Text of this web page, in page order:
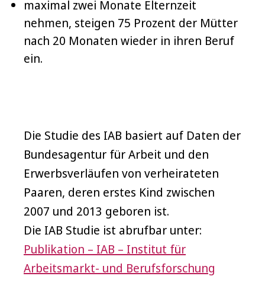
maximal zwei Monate Elternzeit
nehmen, steigen 75 Prozent der Mütter
nach 20 Monaten wieder in ihren Beruf
ein.
Die Studie des IAB basiert auf Daten der
Bundesagentur für Arbeit und den
Erwerbsverläufen von verheirateten
Paaren, deren erstes Kind zwischen
2007 und 2013 geboren ist.
Die IAB Studie ist abrufbar unter:
Publikation – IAB – Institut für
Arbeitsmarkt- und Berufsforschung